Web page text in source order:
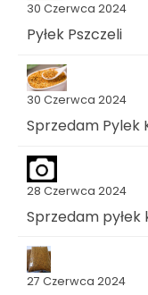
30 Czerwca 2024
Pyłek Pszczeli
30 Czerwca 2024
Sprzedam Pylek
28 Czerwca 2024
Sprzedam
27 Czerwca 2024